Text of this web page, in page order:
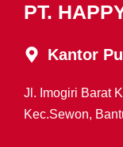
PT.
Kantor
Jl. Imogiri Barat
Kec.Sewon,